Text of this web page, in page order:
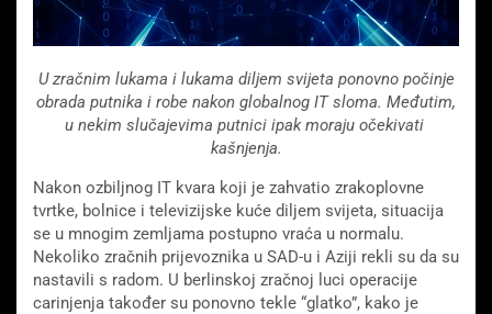
U zračnim lukama i lukama diljem svijeta ponovno počinje
obrada putnika i robe nakon globalnog IT sloma. Međutim,
u nekim slučajevima putnici ipak moraju očekivati ​​
kašnjenja.
Nakon ozbiljnog IT kvara koji je zahvatio zrakoplovne
tvrtke, bolnice i televizijske kuće diljem svijeta, situacija
se u mnogim zemljama postupno vraća u normalu.
Nekoliko zračnih prijevoznika u SAD-u i Aziji rekli su da su
nastavili s radom. U berlinskoj zračnoj luci operacije
carinjenja također su ponovno tekle “glatko”, kako je